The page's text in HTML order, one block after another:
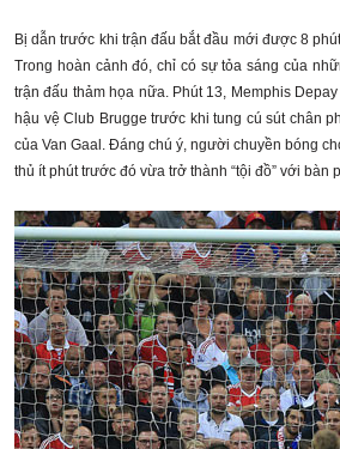
Bị dẫn trước khi trận đấu bắt đầu mới được 8
Trong hoàn cảnh đó, chỉ có sự tỏa sáng của
trận đấu thảm họa nữa. Phút 13, Memphis
hậu vệ Club Brugge trước khi tung cú sút chân
của Van Gaal. Đáng chú ý, người chuyền bóng
thủ ít phút trước đó vừa trở thành “tội đồ” với bàn